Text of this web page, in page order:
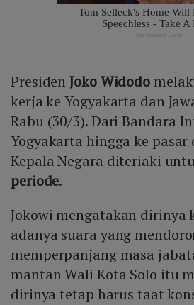
Presiden Joko Widodo
kerja ke Yogyakarta dan
Rabu (30/3). Dari Bandara
Yogyakarta hingga ke pasar
Kepala Negara diteriaki
periode.
Jokowi mengatakan dirinya
adanya suara yang
memperpanjang masa
mantan Wali Kota Solo itu
dirinya tetap harus taat